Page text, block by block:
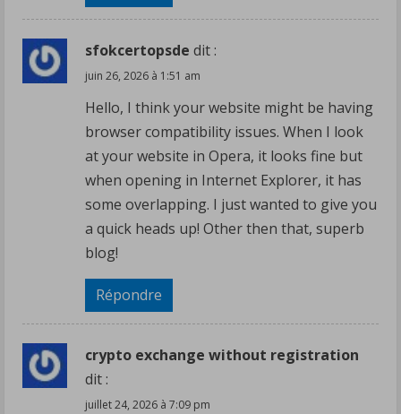
sfokcertopsde dit :
juin 26, 2026 à 1:51 am
Hello, I think your website might be having
browser compatibility issues. When I look
at your website in Opera, it looks fine but
when opening in Internet Explorer, it has
some overlapping. I just wanted to give you
a quick heads up! Other then that, superb
blog!
Répondre
crypto exchange without registration
dit :
juillet 24, 2026 à 7:09 pm